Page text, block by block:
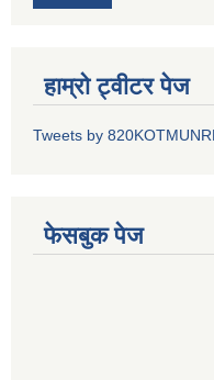
हाम्रो ट्वीटर पेज
Tweets by
फेसबुक पेज